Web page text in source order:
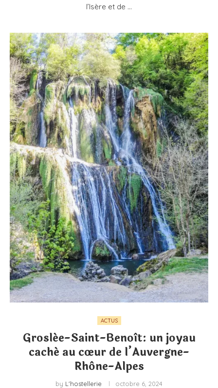
l’Isère et de …
ACTUS
Groslée-Saint-Benoît: un joyau
caché au cœur de l’Auvergne-
Rhône-Alpes
by L'hostellerie octobre 6, 2024